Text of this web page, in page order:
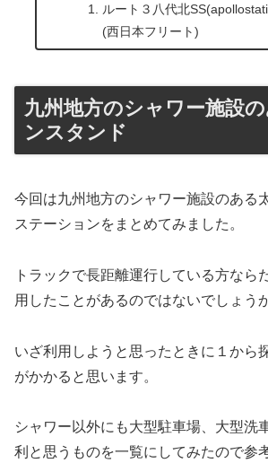
ルート３八代北
(西日本フリート)
九州地方のシャワー施設
ンスタンド
今回は九州地方のシャワー施設のある
ステーションをまとめてみました。
トラックで長距離運行している方なら
用したことがあるのではないでしょうか
いざ利用しようと思ったときに１から
がかかると思います。
シャワー以外にも大型駐車場、大型洗
利と思うものを一覧にしてみたので参